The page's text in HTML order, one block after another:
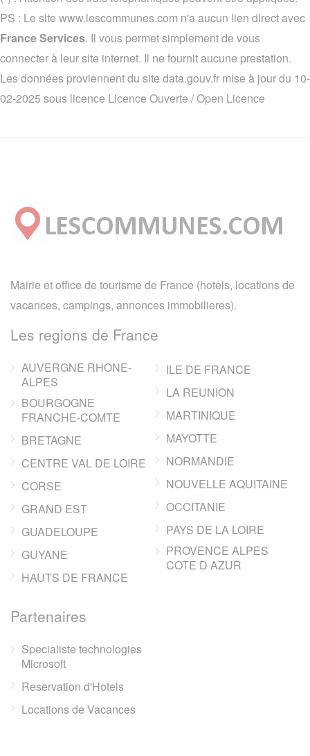
PS : Le site www.lescommunes.com n'a aucun lien direct avec
France Services. Il vous permet simplement de vous
connecter à leur site internet. Il ne fournit aucune prestation.
Les données proviennent du site data.gouv.fr mise à jour du 10-
02-2025 sous licence Licence Ouverte / Open Licence
Mairie et office de tourisme de France (hotels, locations de
vacances, campings, annonces immobilieres).
Les regions de France
AUVERGNE RHONE-
ALPES
BOURGOGNE
FRANCHE-COMTE
BRETAGNE
CENTRE VAL DE LOIRE
CORSE
GRAND EST
GUADELOUPE
GUYANE
HAUTS DE FRANCE
ILE DE FRANCE
LA REUNION
MARTINIQUE
MAYOTTE
NORMANDIE
NOUVELLE AQUITAINE
OCCITANIE
PAYS DE LA LOIRE
PROVENCE ALPES
COTE D AZUR
Partenaires
Specialiste technologies
Microsoft
Reservation d'Hotels
Locations de Vacances